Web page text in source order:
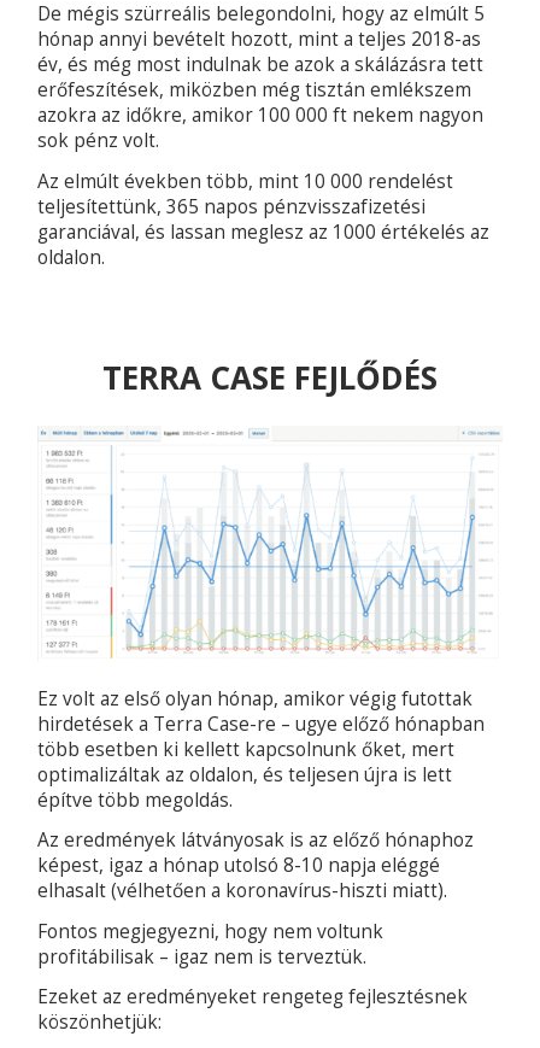
De mégis szürreális belegondolni, hogy az elmúlt 5
hónap annyi bevételt hozott, mint a teljes 2018-as
év, és még most indulnak be azok a skálázásra tett
erőfeszítések, miközben még tisztán emlékszem
azokra az időkre, amikor 100 000 ft nekem nagyon
sok pénz volt.
Az elmúlt években több, mint 10 000 rendelést
teljesítettünk, 365 napos pénzvisszafizetési
garanciával, és lassan meglesz az 1000 értékelés az
oldalon.
TERRA CASE FEJLŐDÉS
Ez volt az első olyan hónap, amikor végig futottak
hirdetések a Terra Case-re – ugye előző hónapban
több esetben ki kellett kapcsolnunk őket, mert
optimalizáltak az oldalon, és teljesen újra is lett
építve több megoldás.
Az eredmények látványosak is az előző hónaphoz
képest, igaz a hónap utolsó 8-10 napja eléggé
elhasalt (vélhetően a koronavírus-hiszti miatt).
Fontos megjegyezni, hogy nem voltunk
profitábilisak – igaz nem is terveztük.
Ezeket az eredményeket rengeteg fejlesztésnek
köszönhetjük: